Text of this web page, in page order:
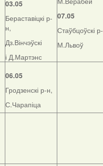
03.05
Бераставіцкі р-
н,
Дз.Вінчэўскі
і Д.Мартэнс
07.05
Стаўбцоўскі
М.Львоў
06.05
Гродзенскі р-н,
С.Чарапіца